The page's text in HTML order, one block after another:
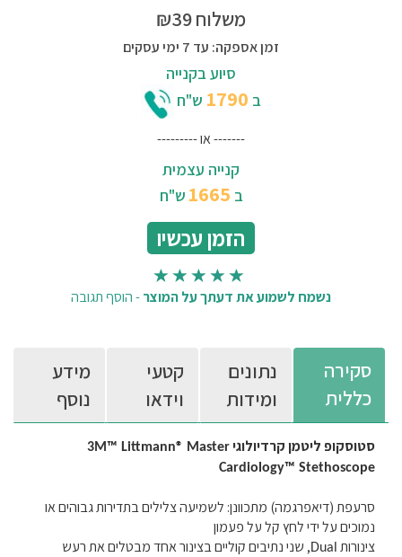
משלוח ₪39
זמן אספקה: עד 7 ימי עסקים
סיוע בקנייה
ב 1790 ש"ח
------- או ---------
קנייה עצמית
ב 1665 ש"ח
הזמן עכשיו
נשמח לשמוע את דעתך על המוצר-הוסף תגובה
סקירה
כללית
נתונים
ומידות
קטעי
וידאו
מידע
נוסף
סטוסקופ ליטמן קרדיולוגי3M™ Littmann® Master
Cardiology™ Stethoscope
סרעפת (דיאפרגמה) מתכוונן: לשמיעה צלילים בתדירות גבוהים או
נמוכים על ידי לחץ קל על פעמון
צינורות Dual, שני נתיבים קוליים בצינור אחד מבטלים את רעש